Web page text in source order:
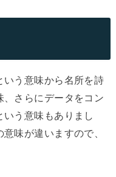
いう意味から名所を詩
さらにデータをコン
いう意味もありまし
味が違いますので、